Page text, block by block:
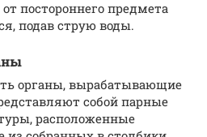
постороннего предмета
подав струю воды.
органы, вырабатывающие
собой парные
расположенные